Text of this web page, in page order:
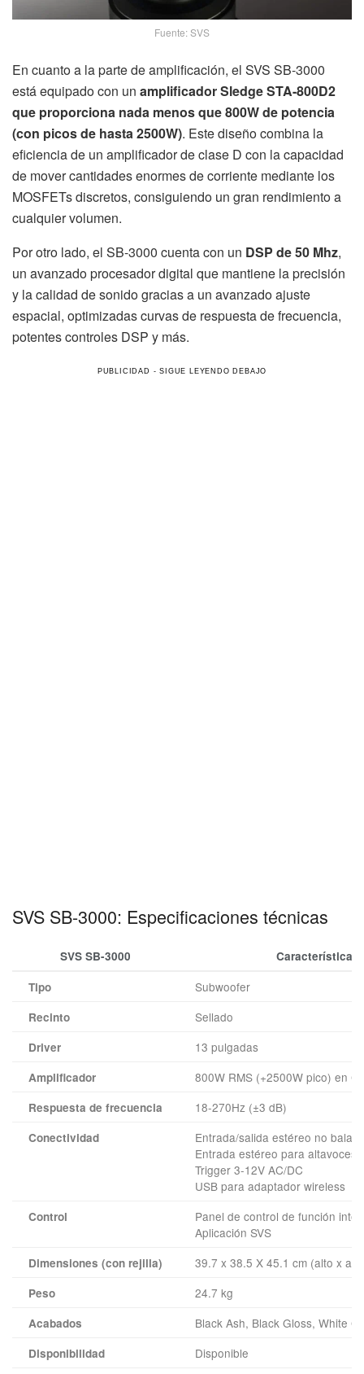
Fuente: SVS
En cuanto a la parte de amplificación, el SVS SB-3000
está equipado con un amplificador Sledge STA-800D2
que proporciona nada menos que 800W de potencia
(con picos de hasta 2500W). Este diseño combina la
eficiencia de un amplificador de clase D con la capacidad
de mover cantidades enormes de corriente mediante los
MOSFETs discretos, consiguiendo un gran rendimiento a
cualquier volumen.
Por otro lado, el SB-3000 cuenta con un DSP de 50 Mhz,
un avanzado procesador digital que mantiene la precisión
y la calidad de sonido gracias a un avanzado ajuste
espacial, optimizadas curvas de respuesta de frecuencia,
potentes controles DSP y más.
SVS SB-3000: Especificaciones técnicas
SVS SB-3000
Características
Tipo
Subwoofer
Recinto Sellado
Driver 13 pulgadas
Amplificador 800W RMS (+2500W pico) en
Respuesta de frecuencia 18-270Hz (±3 dB)
Conectividad
Entrada/salida estéreo no
Entrada estéreo para altavoces
Trigger 3-12V AC/DC
USB para adaptador wireless
Control
Panel de control de función
Aplicación SVS
Dimensiones (con rejilla) 39.7 x 38.5 X 45.1 cm (alto x
Peso 24.7 kg
Acabados Black Ash, Black Gloss, White
Disponibilidad Disponible